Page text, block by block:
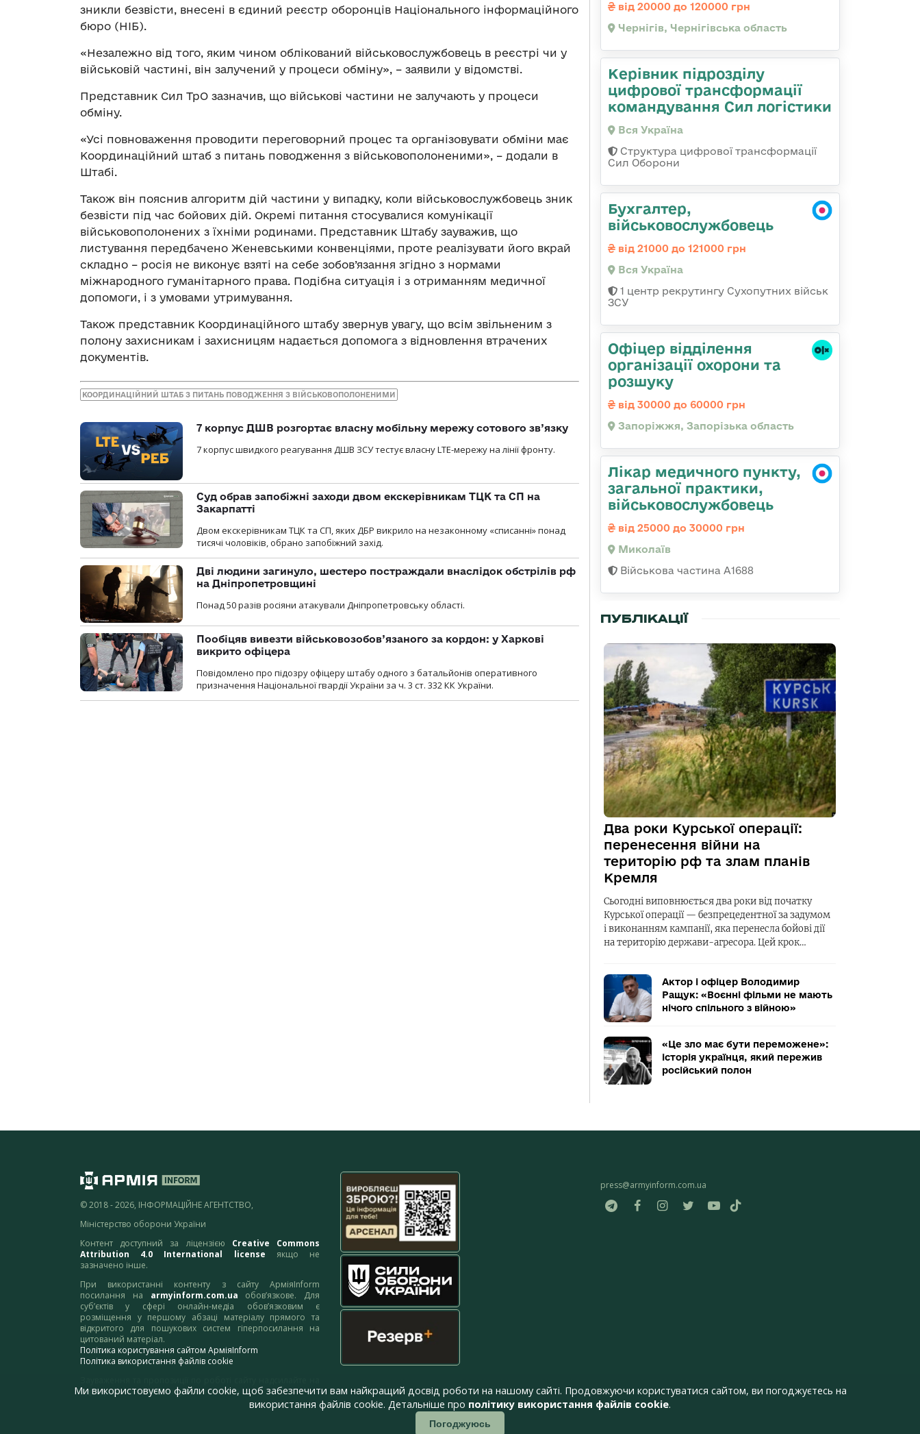
зникли безвісти, внесені в єдиний реєстр оборонців Національного інформаційного
бюро (НІБ).
«Незалежно від того, яким чином облікований військовослужбовець в реєстрі чи у
військовій частині, він залучений у процеси обміну», – заявили у відомстві.
Представник Сил ТрО зазначив, що військові частини не залучають у процеси
обміну.
«Усі повноваження проводити переговорний процес та організовувати обміни має
Координаційний штаб з питань поводження з військовополоненими», – додали в
Штабі.
Також він пояснив алгоритм дій частини у випадку, коли військовослужбовець зник
безвісти під час бойових дій. Окремі питання стосувалися комунікації
військовополонених з їхніми родинами. Представник Штабу зауважив, що
листування передбачено Женевськими конвенціями, проте реалізувати його вкрай
складно – росія не виконує взяті на себе зобов’язання згідно з нормами
міжнародного гуманітарного права. Подібна ситуація і з отриманням медичної
допомоги, і з умовами утримування.
Також представник Координаційного штабу звернув увагу, що всім звільненим з
полону захисникам і захисницям надається допомога з відновлення втрачених
документів.
КООРДИНАЦІЙНИЙ ШТАБ З ПИТАНЬ ПОВОДЖЕННЯ З ВІЙСЬКОВОПОЛОНЕНИМИ
7 корпус ДШВ розгортає власну мобільну мережу сотового зв’язку
7 корпус швидкого реагування ДШВ ЗСУ тестує власну LTE-мережу на лінії фронту.
Суд обрав запобіжні заходи двом екскерівникам ТЦК та СП на
Закарпатті
Двом екскерівникам ТЦК та СП, яких ДБР викрило на незаконному «списанні» понад
тисячі чоловіків, обрано запобіжний захід.
Дві людини загинуло, шестеро постраждали внаслідок обстрілів рф
на Дніпропетровщині
Понад 50 разів росіяни атакували Дніпропетровську області.
Пообіцяв вивезти військовозобов’язаного за кордон: у Харкові
викрито офіцера
Повідомлено про підозру офіцеру штабу одного з батальйонів оперативного
призначення Національної гвардії України за ч. 3 ст. 332 КК України.
від 20000 до 120000 грн
Чернігів, Чернігівська область
Керівник підрозділу
цифрової трансформації
командування Сил логістики
Вся Україна
Структура цифрової трансформації
Сил Оборони
Бухгалтер,
військовослужбовець
від 21000 до 121000 грн
Вся Україна
1 центр рекрутингу Сухопутних військ
ЗСУ
Офіцер відділення
організації охорони та
розшуку
від 30000 до 60000 грн
Запоріжжя, Запорізька область
Лікар медичного пункту,
загальної практики,
військовослужбовець
від 25000 до 30000 грн
Миколаїв
Військова частина А1688
ПУБЛІКАЦІЇ
Два роки Курської операції:
перенесення війни на
територію рф та злам планів
Кремля
Сьогодні виповнюється два роки від початку
Курської операції — безпрецедентної за задумом
і виконанням кампанії, яка перенесла бойові дії
на територію держави-агресора. Цей крок…
Актор і офіцер Володимир
Ращук: «Воєнні фільми не мають
нічого спільного з війною»
«Це зло має бути переможене»:
історія українця, який пережив
російський полон
© 2018 - 2026, ІНФОРМАЦІЙНЕ АГЕНТСТВО,
Міністерство оборони України
Контент доступний за ліцензією Creative Commons
Attribution 4.0 International license якщо не
зазначено інше.
При використанні контенту з сайту АрміяInform
посилання на armyinform.com.ua обов’язкове. Для
суб’єктів у сфері онлайн-медіа обов’язковим є
розміщення у першому абзаці матеріалу прямого та
відкритого для пошукових систем гіперпосилання на
цитований матеріал.
Політика користування сайтом АрміяInform
Політика використання файлів cookie
адресу:webmaster@armyinform.com.ua
press@armyinform.com.ua
Ми використовуємо файли cookie, щоб забезпечити вам найкращий досвід роботи на нашому сайті. Продовжуючи користуватися сайтом, ви погоджуєтесь на
використання файлів cookie. Детальніше про політику використання файлів cookie.
Погоджуюсь